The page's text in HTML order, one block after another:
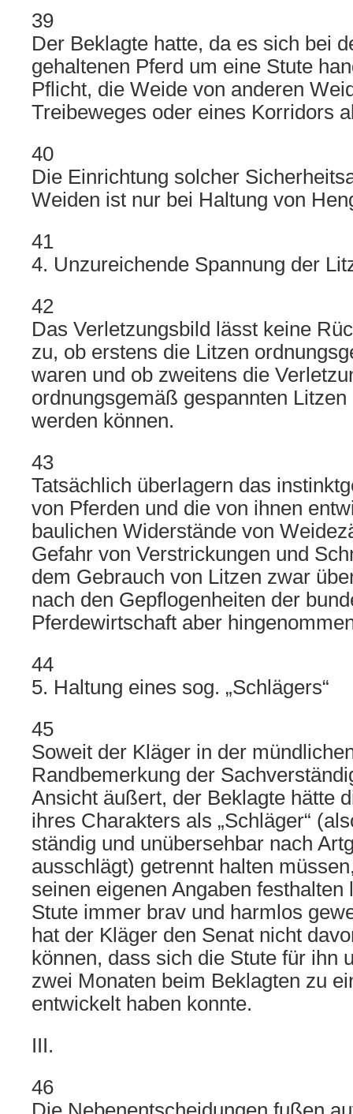
39
Der Beklagte hatte, da es sich bei
gehaltenen Pferd um eine Stute
Pflicht, die Weide von anderen
Treibeweges oder eines Korridors
40
Die Einrichtung solcher
Weiden ist nur bei Haltung von
41
4. Unzureichende Spannung der
42
Das Verletzungsbild lässt keine
zu, ob erstens die Litzen
waren und ob zweitens die
ordnungsgemäß gespannten
werden können.
43
Tatsächlich überlagern das
von Pferden und die von ihnen
baulichen Widerstände von
Gefahr von Verstrickungen und
dem Gebrauch von Litzen zwar
nach den Gepflogenheiten der
Pferdewirtschaft aber
44
5. Haltung eines sog. „Schlägers“
45
Soweit der Kläger in der
Randbemerkung der
Ansicht äußert, der Beklagte hätte
ihres Charakters als „Schläger“
ständig und unübersehbar nach
ausschlägt) getrennt halten
seinen eigenen Angaben festhalten
Stute immer brav und harmlos
hat der Kläger den Senat nicht
können, dass sich die Stute für ihn
zwei Monaten beim Beklagten zu
entwickelt haben konnte.
III.
46